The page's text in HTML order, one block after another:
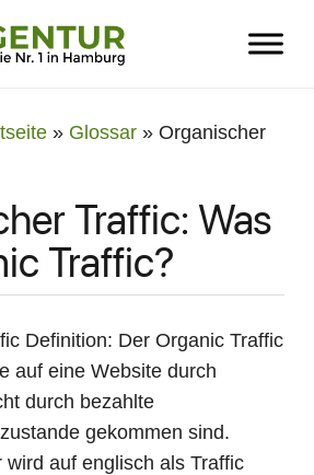
» Glossar » Organischer
Traffic: Was
Traffic?
Definition: Der Organic Traffic
auf eine Website durch
durch bezahlte
gekommen sind.
wird auf englisch als Traffic